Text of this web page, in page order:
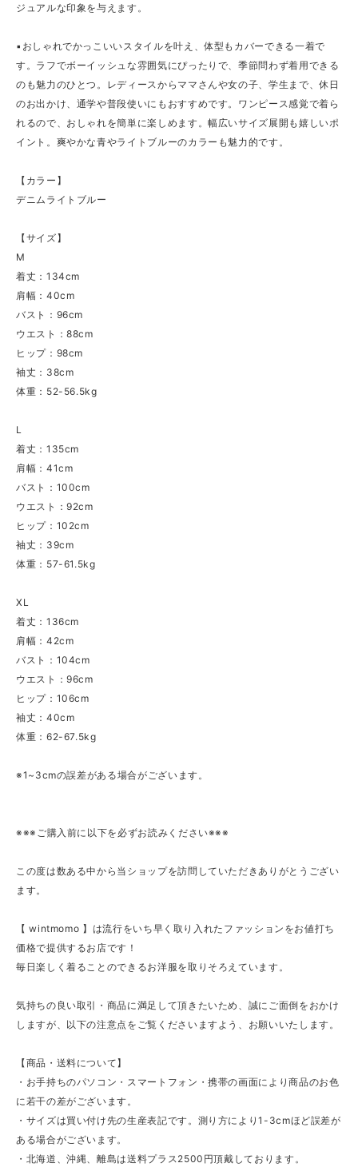
ジュアルな印象を与えます。
▪おしゃれでかっこいいスタイルを叶え、体型もカバーできる一着で
す。ラフでボーイッシュな雰囲気にぴったりで、季節問わず着用できる
のも魅力のひとつ。レディースからママさんや女の子、学生まで、休日
のお出かけ、通学や普段使いにもおすすめです。ワンピース感覚で着ら
れるので、おしゃれを簡単に楽しめます。幅広いサイズ展開も嬉しいポ
イント。爽やかな青やライトブルーのカラーも魅力的です。
【カラー】
デニムライトブルー
【サイズ】
M
着丈：134cm
肩幅：40cm
バスト：96cm
ウエスト：88cm
ヒップ：98cm
袖丈：38cm
体重：52-56.5kg
L
着丈：135cm
肩幅：41cm
バスト：100cm
ウエスト：92cm
ヒップ：102cm
袖丈：39cm
体重：57-61.5kg
XL
着丈：136cm
肩幅：42cm
バスト：104cm
ウエスト：96cm
ヒップ：106cm
袖丈：40cm
体重：62-67.5kg
※1~3cmの誤差がある場合がございます。
※※※ご購入前に以下を必ずお読みください※※※
この度は数ある中から当ショップを訪問していただきありがとうござい
ます。
【 wintmomo 】は流行をいち早く取り入れたファッションをお値打ち
価格で提供するお店です！
毎日楽しく着ることのできるお洋服を取りそろえています。
気持ちの良い取引・商品に満足して頂きたいため、誠にご面倒をおかけ
しますが、以下の注意点をご覧くださいますよう、お願いいたします。
【商品・送料について】
・お手持ちのパソコン・スマートフォン・携帯の画面により商品のお色
に若干の差がございます。
・サイズは買い付け先の生産表記です。測り方により1-3cmほど誤差が
ある場合がございます。
・北海道、沖縄、離島は送料プラス2500円頂戴しております。